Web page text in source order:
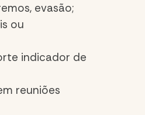
evasão;
ou
indicador de
reuniões